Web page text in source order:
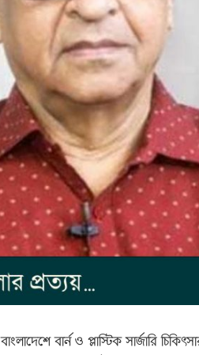
বাংলাদেশে বার্ন ও প্লাস্টিক সার্জারি